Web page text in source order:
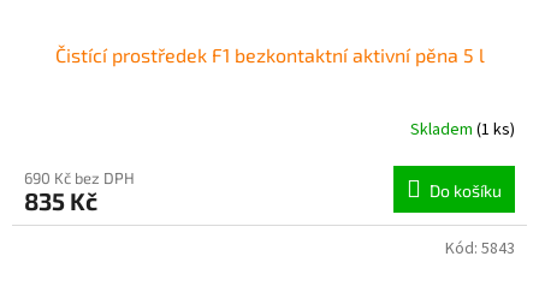
Čistící prostředek F1 bezkontaktní aktivní pěna 5 l
Skladem (1 ks)
690 Kč bez DPH
835 Kč Do košíku
Kód: 5843